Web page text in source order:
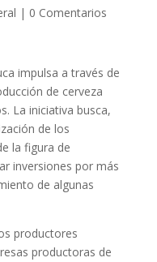
| 0 Comentarios
impulsa a través de
de cerveza
La iniciativa busca,
de los
la figura de
inversiones por más
de algunas
productores
productoras de